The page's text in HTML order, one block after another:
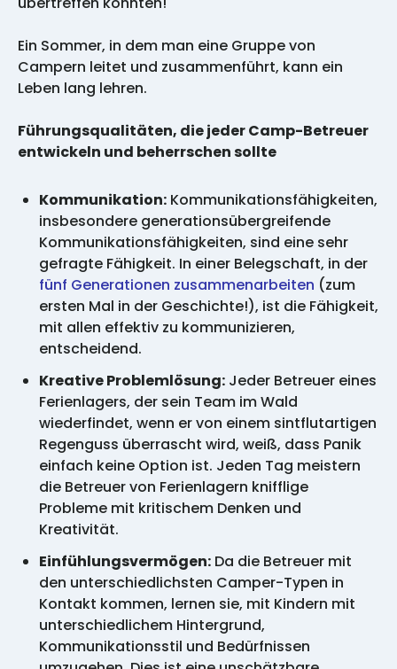
Ein Sommer, in dem man eine Gruppe von
Campern leitet und zusammenführt, kann ein
Leben lang lehren.
Führungsqualitäten, die jeder Camp-Betreuer
entwickeln und beherrschen sollte
Kommunikation: Kommunikationsfähigkeiten,
insbesondere generationsübergreifende
Kommunikationsfähigkeiten, sind eine sehr
gefragte Fähigkeit. In einer Belegschaft, in der
fünf Generationen zusammenarbeiten (zum
ersten Mal in der Geschichte!), ist die Fähigkeit,
mit allen effektiv zu kommunizieren,
entscheidend.
Kreative Problemlösung: Jeder Betreuer eines
Ferienlagers, der sein Team im Wald
wiederfindet, wenn er von einem sintflutartigen
Regenguss überrascht wird, weiß, dass Panik
einfach keine Option ist. Jeden Tag meistern
die Betreuer von Ferienlagern knifflige
Probleme mit kritischem Denken und
Kreativität.
Einfühlungsvermögen: Da die Betreuer mit
den unterschiedlichsten Camper-Typen in
Kontakt kommen, lernen sie, mit Kindern mit
unterschiedlichem Hintergrund,
Kommunikationsstil und Bedürfnissen